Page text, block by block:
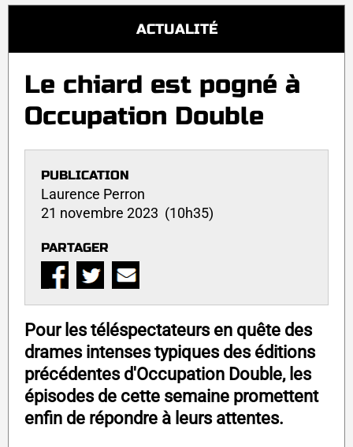
ACTUALITÉ
Le chiard est pogné à
Occupation Double
PUBLICATION
Laurence Perron
21 novembre 2023 (10h35)
PARTAGER
Pour les téléspectateurs en quête des
drames intenses typiques des éditions
précédentes d'Occupation Double, les
épisodes de cette semaine promettent
enfin de répondre à leurs attentes.